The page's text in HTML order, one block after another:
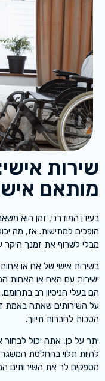
שירות
מותאם
בעידן המודרני, זמן הוא
הופכים למתישות. אז, מה
מבלי לשרוף את זמנך היקר
בשירות אישי של אח או
ישירות עם האח או האחות
הם בעלי הניסיון רב
על השירותים שאתה באמת
הטבות לחברות תיווך.
יתר על כן, אתה יכול
להיות תלוי בהחלטת
מספקים לך את השירותים